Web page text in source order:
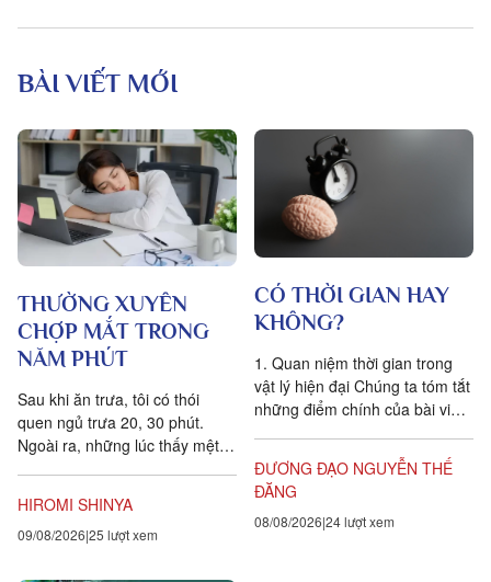
BÀI VIẾT MỚI
THƯỜNG XUYÊN
CHỢP MẮT TRONG
NĂM PHÚT
Sau khi ăn trưa, tôi có thói
quen ngủ trưa 20, 30 phút.
Ngoài ra, những lúc thấy mệt
HIROMI SHINYA
09/08/2026 25 lượt xem
CÓ THỜI GIAN HAY
KHÔNG?
1. Quan niệm thời gian trong
vật lý hiện đại Chúng ta tóm tắt
những điểm chính của bài viết
Triết học Craig...
ĐƯƠNG ĐẠO NGUYỄN THẾ
ĐĂNG
08/08/2026 24 lượt xem